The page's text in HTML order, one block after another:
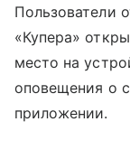
Пользователи
«Купера»
место на
оповещения о
приложении.